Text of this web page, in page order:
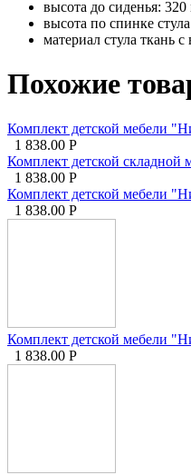
высота до сиденья:
высота по спинке
материал стула ткань
Похожие
Комплект детской мебели
1 838.00 Р
Комплект детской складной
1 838.00 Р
Комплект детской мебели
1 838.00 Р
Комплект детской мебели
1 838.00 Р